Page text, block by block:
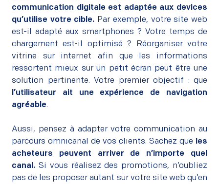
communication digitale est adaptée aux devices
qu’utilise votre cible. Par exemple, votre site web
est-il adapté aux smartphones ? Votre temps de
chargement est-il optimisé ? Réorganiser votre
vitrine sur internet afin que les informations
ressortent mieux sur un petit écran peut être une
solution pertinente. Votre premier objectif : que
l’utilisateur ait une expérience de navigation
agréable.
Aussi, pensez à adapter votre communication au
parcours omnicanal de vos clients. Sachez que
les
acheteurs peuvent arriver de n’importe quel
canal. Si vous réalisez des promotions, n’oubliez
pas de les proposer autant sur votre site web qu’en